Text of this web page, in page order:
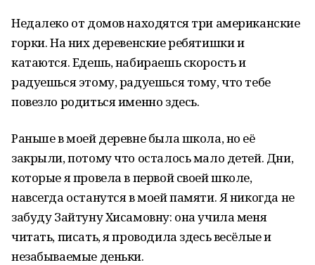
Недалеко от домов находятся три американские
горки. На них деревенские ребятишки и
катаются. Едешь, набираешь скорость и
радуешься этому, радуешься тому, что тебе
повезло родиться именно здесь.
Раньше в моей деревне была школа, но её
закрыли, потому что осталось мало детей. Дни,
которые я провела в первой своей школе,
навсегда останутся в моей памяти. Я никогда не
забуду Зайтуну Хисамовну: она учила меня
читать, писать, я проводила здесь весёлые и
незабываемые деньки.